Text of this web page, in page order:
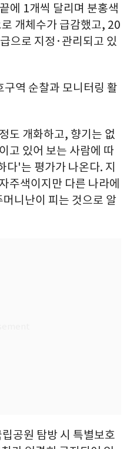
에 1개씩 달리며 분홍색
개체수가 급감했고, 20
으로 지정·관리되고 있
역 순찰과 모니터링 활
도 개화하고, 향기는 없
고 있어 보는 사람에 따
'는 평가가 나온다. 지
주색이지만 다른 나라에
니난이 피는 것으로 알
공원 탐방 시 특별보호